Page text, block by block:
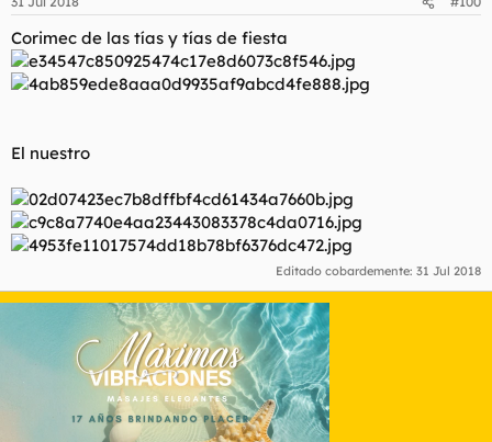
Corimec de las tías y tías de fiesta
El nuestro
Editado cobardemente: 31 Jul 2018